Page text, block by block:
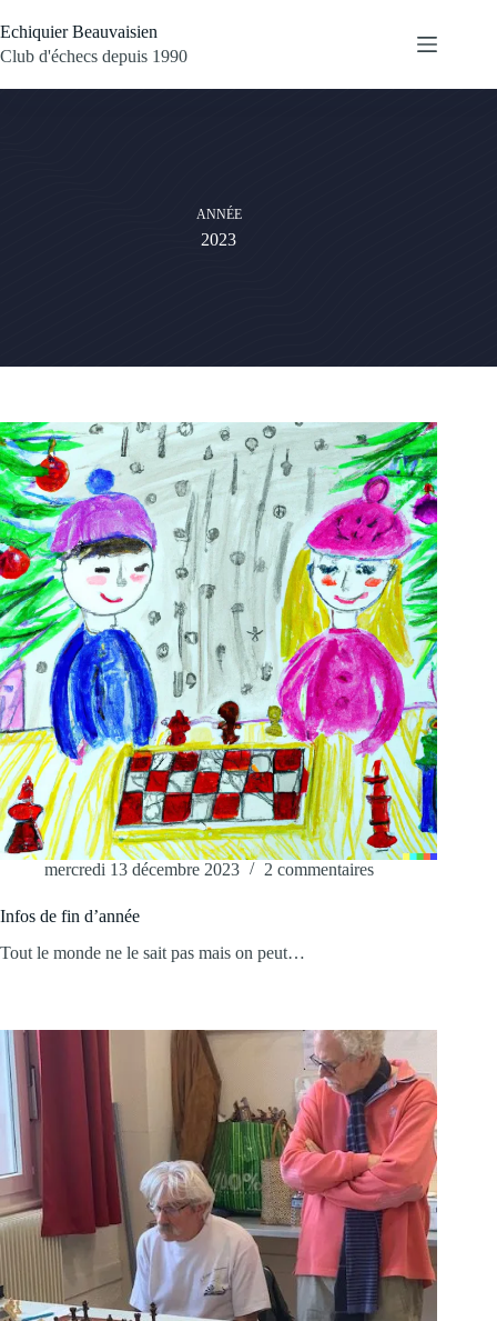
au
contenu
Echiquier Beauvaisien
Club d'échecs depuis 1990
ANNÉE
2023
mercredi 13 décembre 2023 2 commentaires
Infos de fin d’année
Tout le monde ne le sait pas mais on peut…